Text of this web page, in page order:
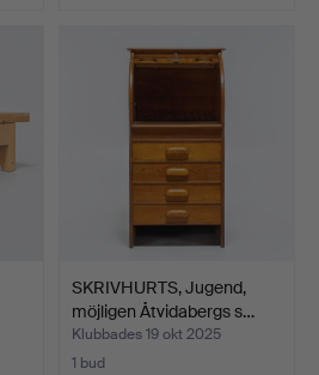
SKRIVHURTS, Jugend,
möjligen Åtvidabergs s…
Klubbades 19 okt 2025
1 bud